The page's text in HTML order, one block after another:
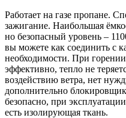
Работает на газе пропане.
зажигание. Наибольшая
но безопасный уровень –
вы можете как соединить с
необходимости. При
эффективно, тепло не
воздействию ветра, нет
дополнительно
безопасно, при
есть изолирующая ткань.